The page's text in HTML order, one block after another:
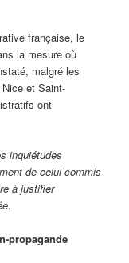
française, le
la mesure où
malgré les
et Saint-
ont
inquiétudes
de celui commis
à justifier
propagande